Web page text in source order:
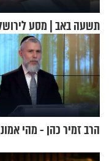
תשעה באב | מסע
הרב זמיר כהן - מהי